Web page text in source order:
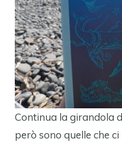
Continua la girandola
però sono quelle che